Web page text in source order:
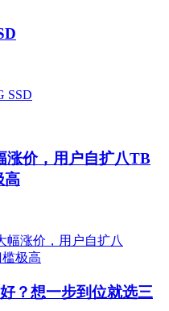
涨价，用户自扩八TB
高
？想一步到位就选三